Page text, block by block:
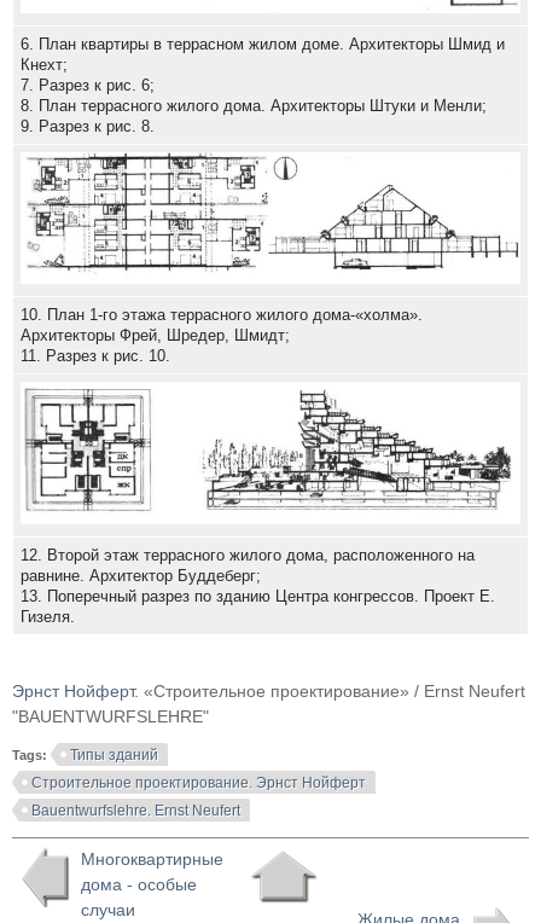
6. План квартиры в террасном жилом доме. Архитекторы Шмид и
Кнехт;
7. Разрез к рис. 6;
8. План террасного жилого дома. Архитекторы Штуки и Менли;
9. Разрез к рис. 8.
10. План 1-го этажа террасного жилого дома-«холма».
Архитекторы Фрей, Шредер, Шмидт;
11. Разрез к рис. 10.
12. Второй этаж террасного жилого дома, расположенного на
равнине. Архитектор Буддеберг;
13. Поперечный разрез по зданию Центра конгрессов. Проект Е.
Гизеля.
Эрнст Нойферт. «Строительное проектирование» / Ernst Neufert
"BAUENTWURFSLEHRE"
Tags:
Типы зданий
Строительное проектирование. Эрнст Нойферт
Bauentwurfslehre. Ernst Neufert
Многоквартирные
дома - особые
случаи